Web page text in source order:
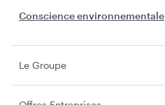
Conscience environnementale
Le Groupe